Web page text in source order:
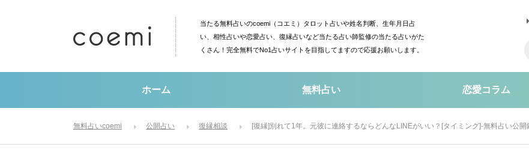
当たる無料占いのcoemi（コエミ）タロット占いや姓名判断、生年月日占
い、相性占いや恋愛占い、復縁占いなど当たる占い師監修の当たる占いがた
くさん！完全無料でNo1占いサイトを目指してますので応援お願いします。
ホーム 無料占い 恋愛コラム
無料占いcoemi 公開占い 復縁相談 [復縁]別れて1年。元彼に連絡するならどんなLINEがいい？[タイミング]-無料占い公開